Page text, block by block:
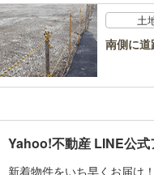
土
南側に
Yahoo!不動産 LINE公式
新着物件をいち早くお届け！